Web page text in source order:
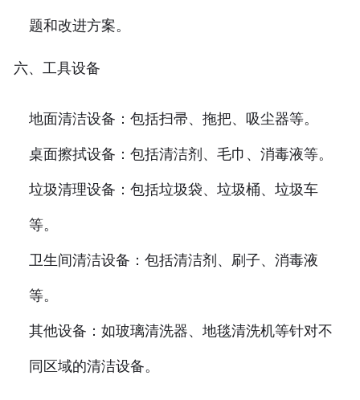
题和改进方案。
六、工具设备
地面清洁设备：包括扫帚、拖把、吸尘器等。
桌面擦拭设备：包括清洁剂、毛巾、消毒液等。
垃圾清理设备：包括垃圾袋、垃圾桶、垃圾车
等。
卫生间清洁设备：包括清洁剂、刷子、消毒液
等。
其他设备：如玻璃清洗器、地毯清洗机等针对不
同区域的清洁设备。